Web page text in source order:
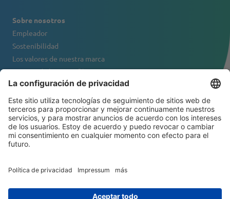
Sobre nosotros
Empleador
Sostenibilidad
Los valores de nuestra marca
Retrato de la compañía
Contacto
BOLETÍN DE NOTICIAS
Política de privacidad